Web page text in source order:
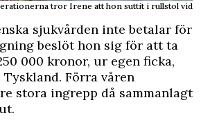
tror Irene att hon suttit i rullstol vid
sjukvården inte betalar för
beslöt hon sig för att ta
000 kronor, ur egen ficka,
Förra våren
stora ingrepp då sammanlagt